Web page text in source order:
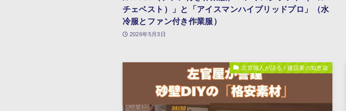
チェベスト）」と「アイスマンハイブリッドプロ」（水
冷服とファン付き作業服）
2026年5月3日
左官職人が語る！建設業の知恵袋